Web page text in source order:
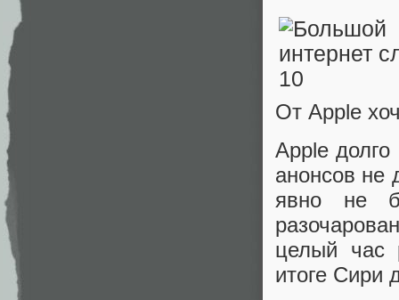
От Apple
Apple
анонсов не
явно не
целый час
итоге Сири